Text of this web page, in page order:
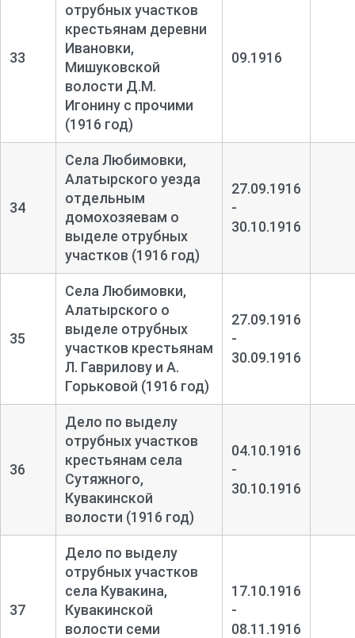
33
отрубных участков
крестьянам деревни
Ивановки,
Мишуковской
волости Д.М.
Игонину с прочими
(1916 год)
09.1916
34
Села Любимовки,
Алатырского уезда
отдельным
домохозяевам о
выделе отрубных
участков (1916 год)
27.09.1916
-
30.10.1916
35
Села Любимовки,
Алатырского о
выделе отрубных
участков крестьянам
Л. Гаврилову и А.
Горьковой (1916 год)
27.09.1916
-
30.09.1916
36
Дело по выделу
отрубных участков
крестьянам села
Сутяжного,
Кувакинской
волости (1916 год)
04.10.1916
-
30.10.1916
37
Дело по выделу
отрубных участков
села Кувакина,
Кувакинской
волости семи
17.10.1916
-
08.11.1916